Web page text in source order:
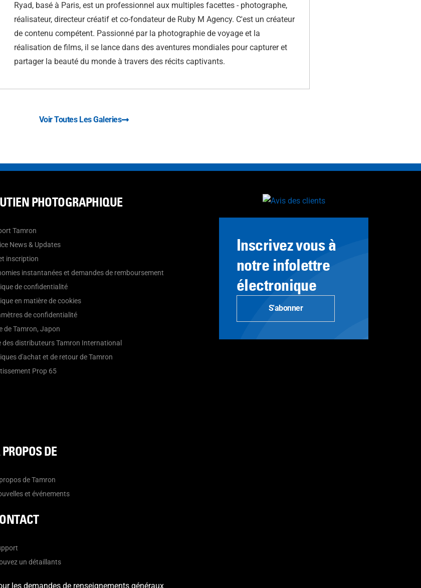
Ryad, basé à Paris, est un professionnel aux multiples facettes - photographe,
réalisateur, directeur créatif et co-fondateur de Ruby M Agency. C'est un créateur
de contenu compétent. Passionné par la photographie de voyage et la
réalisation de films, il se lance dans des aventures mondiales pour capturer et
partager la beauté du monde à travers des récits captivants.
Voir Toutes Les Galeries
PHOTOGRAPHIQUE
Tamron
News & Updates
inscription
instantanées et demandes de remboursement
de confidentialité
en matière de cookies
de confidentialité
de Tamron, Japon
des distributeurs Tamron International
d'achat et de retour de Tamron
Prop 65
DE
de Tamron
et événements
un détaillants
les demandes de renseignements généraux
Inscrivez vous à
notre infolettre
électronique
S'abonner